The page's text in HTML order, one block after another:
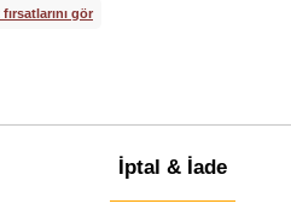
gör
İptal & İade